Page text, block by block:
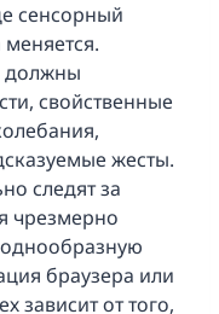
сенсорный
должны
свойственные
жесты.
следят за
чрезмерно
браузера или
зависит от того,